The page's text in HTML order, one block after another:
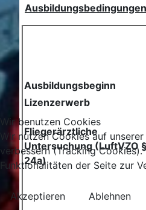
Ausbildungsbeginn
Lizenzerwerb
Fliegerärztliche
Untersuchung (LuftVZO §
24a)
Wir benutzen Cookies
Wir nutzen Cookies auf
verbessern (Tracking
Funktionalitäten der Seite zur
Akzeptieren
Ablehnen